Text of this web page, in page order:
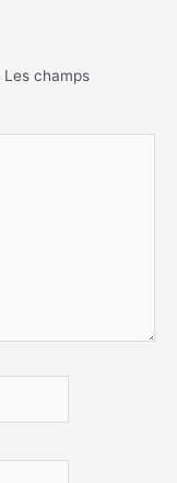
Les champs